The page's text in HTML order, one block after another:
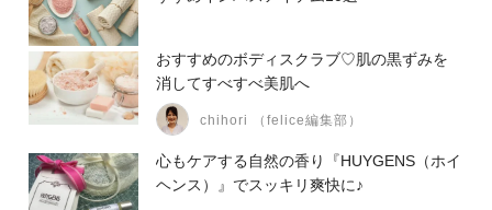
おすすめのボディスクラブ♡肌の黒ずみを
消してすべすべ美肌へ
chihori （felice編集部）
心もケアする自然の香り『HUYGENS（ホイ
ヘンス）』でスッキリ爽快に♪